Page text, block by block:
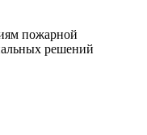
пожарной
решений